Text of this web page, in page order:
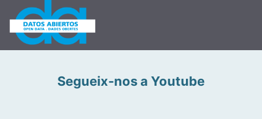
Segueix-nos a Youtube